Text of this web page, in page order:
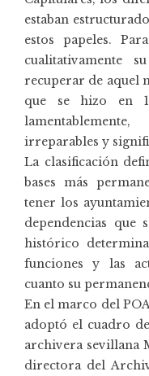
estaban
estos papeles.
cualitativamente
recuperar de aquel
que se hizo en
irreparables y
La clasificación
bases más
tener los
dependencias
histórico
funciones y las
cuanto su
En el marco del
adoptó el cuadro
archivera sevillana
directora del